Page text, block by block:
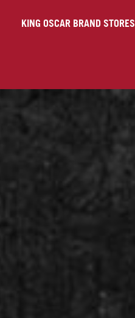
KING OSCAR BRAND STORES